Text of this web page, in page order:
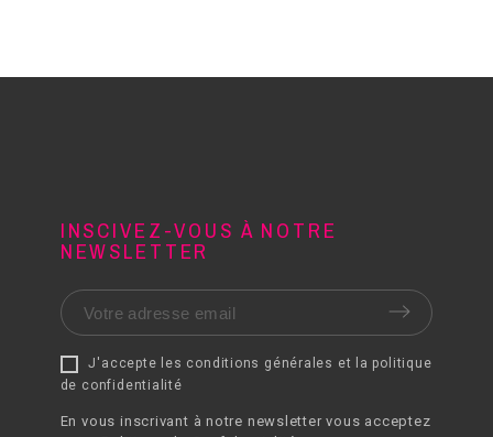
INSCIVEZ-VOUS À NOTRE
NEWSLETTER
J'accepte les conditions générales et la politique
de confidentialité
En vous inscrivant à notre newsletter vous acceptez